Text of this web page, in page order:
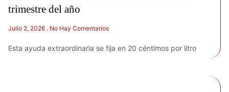
trimestre del año
Julio 2, 2026 No Hay Comentarios
Esta ayuda extraordinaria se fija en 20 céntimos por litro